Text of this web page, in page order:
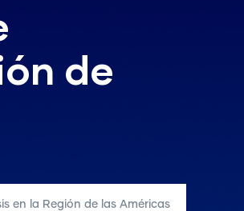
de
en la Región de las Américas